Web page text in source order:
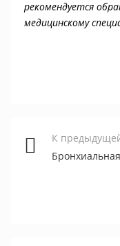
рекомендуется
медицинскому
К